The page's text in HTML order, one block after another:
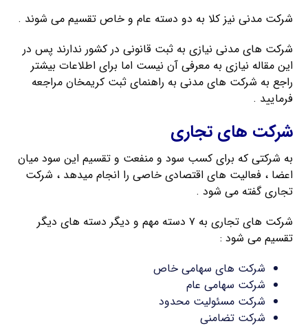
شرکت مدنی نیز کلا به دو دسته عام و خاص تقسیم می شوند .
شرکت های مدنی نیازی به ثبت قانونی در کشور ندارند پس در
این مقاله نیازی به معرفی آن نیست اما برای اطلاعات بیشتر
راجع به شرکت های مدنی به راهنمای ثبت کریمخان مراجعه
فرمایید .
شرکت های تجاری
به شرکتی که برای کسب سود و منفعت و تقسیم این سود میان
اعضا ، فعالیت های اقتصادی خاصی را انجام میدهد ، شرکت
تجاری گفته می شود .
شرکت های تجاری به ۷ دسته مهم و دیگر دسته های دیگر
تقسیم می شود :
شرکت های سهامی خاص
شرکت سهامی عام
شرکت مسئولیت محدود
شرکت تضامنی